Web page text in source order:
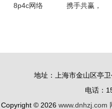
8p4c网络
携手共赢，
质与实惠的
承诺
地址：上海市金山区亭
电话：
Copyright © 2026 www.dnhzj.com